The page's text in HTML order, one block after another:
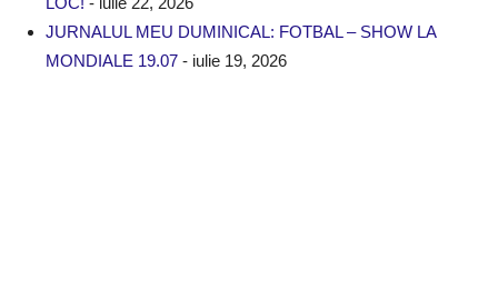
JURNALUL MEU DUMINICAL: FOTBAL – SHOW LA
MONDIALE 19.07 - iulie 19, 2026